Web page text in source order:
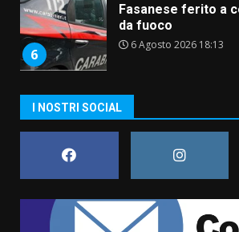
6
Fasanese ferito a
da fuoco
6 Agosto 2026 18:13
di aperture
Comune di Fasano
6 Agosto 2026 14:16
La Banda Città di
ufficialmente la
I NOSTRI SOCIAL